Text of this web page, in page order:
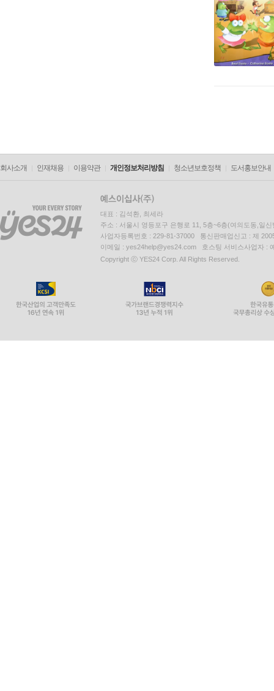
회사소개 인재채용 이용약관 개인정보처리방침 청소년보호정책 도서홍보안내
대표 : 김석환, 최세라
주소 : 서울시 영등포구 은행로 11, 5층~6층(여의도동,일신
사업자등록번호 : 229-81-37000 통신판매업신고 : 제
이메일 : yes24help@yes24.com 호스팅 서비스사업자 :
Copyright ⓒ YES24 Corp. All Rights Reserved.